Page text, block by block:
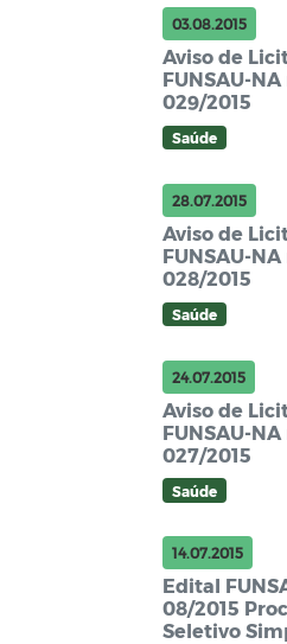
03.08.2015
Aviso de
FUNSAU-NA
029/2015
Saúde
28.07.2015
Aviso de
FUNSAU-NA
028/2015
Saúde
24.07.2015
Aviso de
FUNSAU-NA
027/2015
Saúde
14.07.2015
Edital
08/2015
Seletivo